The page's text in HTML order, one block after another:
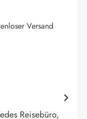
Versand
Reisebüro,